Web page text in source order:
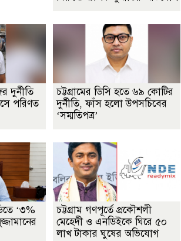
দুর্নীতি
পরিণত
চট্টগ্রামের ডিসি হতে ৬৯ কোটির
দুর্নীতি, ফাঁস হলো উপসচিবের
‘সম্মতিপত্র’
‘৩%
চট্টগ্রাম গণপূর্তে প্রকৌশলী
মেহেদী ও এনডিইকে ঘিরে ৫০
লাখ টাকার ঘুষের অভিযোগ